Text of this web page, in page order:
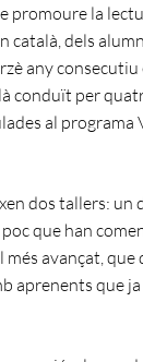
promoure la
català, dels
any consecutiu
conduït per
al programa
dos tallers: un
que han
més avançat,
aprenents que